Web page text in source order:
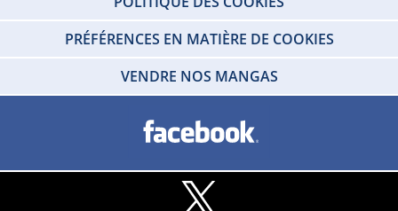
PRÉFÉRENCES EN MATIÈRE DE COOKIES
VENDRE NOS MANGAS